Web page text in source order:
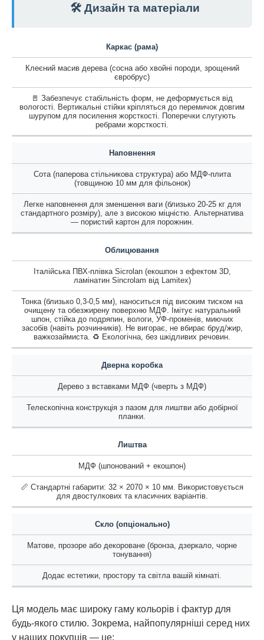
🛠️ Дизайн та матеріали
Каркас (рама)
Клеєний масив дерева (сосна або хвойні породи, зрощений
євробрус)
🚪 Забезпечує стабільність форм, не деформується від
вологості. Вертикальні стійки кріпляться до перемичок довгим
шурупом для посилення жорсткості. Поперечки слугують
ребрами жорсткості.
Наповнення
Сота (паперова стільникова структура) або МДФ-плита
(товщиною 10 мм для фільонок)
Легке наповнення для зменшення ваги (близько 20-25 кг для
стандартного розміру), але з високою міцністю. Альтернатива
— пористий картон для порожнин.
Облицювання
Італійська ПВХ-плівка Sicrolan (екошпон з ефектом 3D,
ламінатин Sincrolam від Lamitex)
Тонка (близько 0,3-0,5 мм), наноситься під високим тиском на
очищену та обезжирену поверхню МДФ. Імітує натуральний
шпон, стійка до подряпин, вологи, УФ-променів, миючих
засобів (навіть розчинників). Не вигорає, не вбирає бруд/жир,
важкозаймиста. ♻️ Екологічна, без шкідливих речовин.
Дверна коробка
Дерево з вставками МДФ (чверть з МДФ)
Телескопічна конструкція з пазом для лиштви або добірної
планки.
Лиштва
МДФ (шпонований + екошпон)
📏 Стандартні габарити: 32 × 2070 × 10 мм. Використовується
для двостулкових та класичних варіантів.
Скло (опціонально)
Матове, прозоре або декороване (бронза, дзеркало, чорне
тонування)
Додає естетики, простору та світла вашій кімнаті.
Ця модель має широку гаму кольорів і фактур для
будь-якого стилю. Зокрема, найпопулярніші серед них
у наших покупців — це: